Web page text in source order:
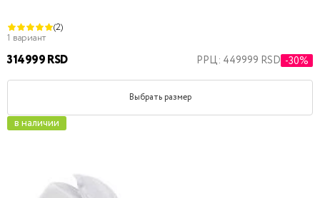
(2)
1 вариант
314999 RSD РРЦ: 449999 RSD -30%
Выбрать размер
в наличии